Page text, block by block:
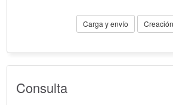
Carga y envío Creación
Consulta